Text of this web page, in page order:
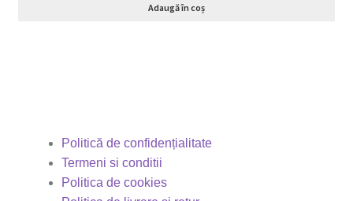
Adaugă în coș
Politică de confidențialitate
Termeni si conditii
Politica de cookies